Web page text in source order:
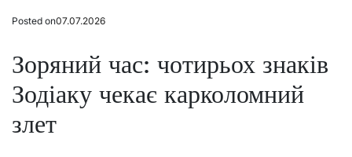
Posted on07.07.2026
Зоряний час: чотирьох знаків
Зодіаку чекає карколомний
злет